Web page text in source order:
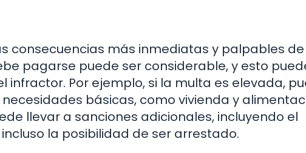
consecuencias más inmediatas y palpables de
pagarse puede ser considerable, y esto
Por ejemplo, si la multa es elevada,
básicas, como vivienda y
llevar a sanciones adicionales, incluyendo el
la posibilidad de ser arrestado.